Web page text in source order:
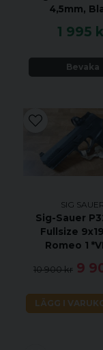
4,5mm,
1 995
Bevaka
SIG
Sig-Sauer
Fullsize
Romeo 1
10 900 kr 9
LÄGG I
2st
SPECIFIKATION
Hålbild
Zero
Optic Ready
Totallängd
Piplängd
Gänga 1/
Avtryck
System
Material Pipa